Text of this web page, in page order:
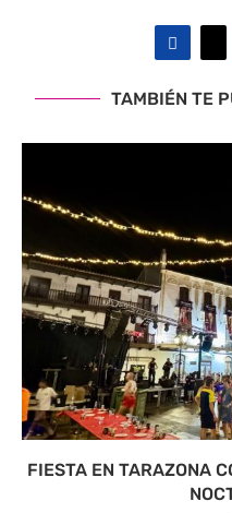
TAMBIÉN TE
FIESTA EN TARAZONA